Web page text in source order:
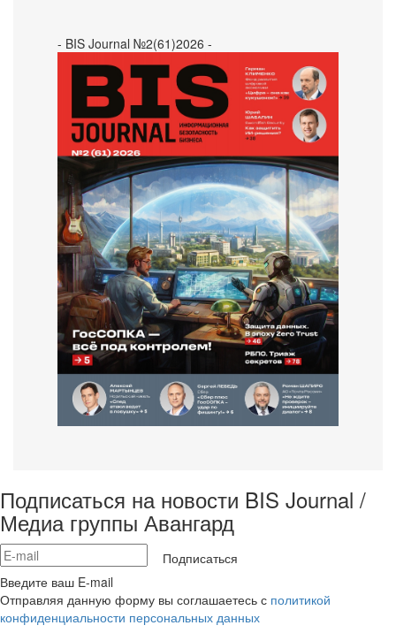
- BIS Journal №2(61)2026 -
Подписаться на новости BIS Journal /
Медиа группы Авангард
Подписаться
Введите ваш E-mail
Отправляя данную форму вы соглашаетесь с политикой
конфиденциальности персональных данных